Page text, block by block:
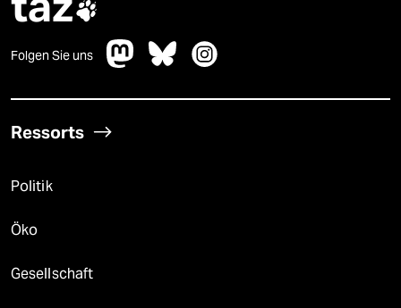

Folgen Sie uns
Ressorts
Politik
Öko
Gesellschaft